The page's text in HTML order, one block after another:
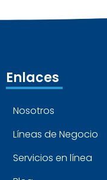
Enlaces
Nosotros
Líneas de Negocio
Servicios en línea